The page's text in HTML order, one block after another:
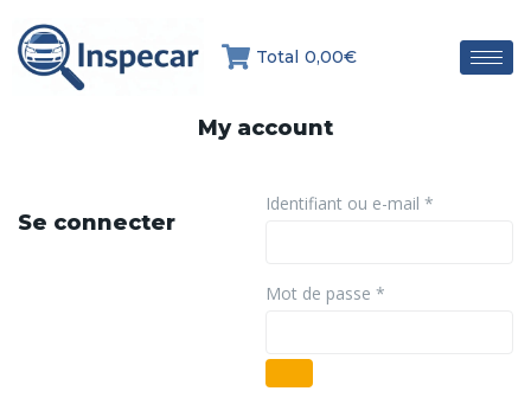
Total 0,00€
My account
Se connecter
Identifiant ou e-mail *
Mot de passe *